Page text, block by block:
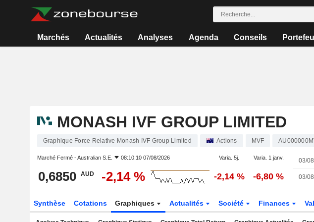
Marchés Actualités Analyses Agenda Conseils
MONASH IVF GROUP LIMITED
Graphique Force Relative Monash IVF Group Limited Actions MVF
Marché Fermé -Australian S.E. 08:10:10 07/08/2026 Varia. 5j. Varia. 1 janv.
0,6850 AUD -2,14 % -2,14 % -6,80 %
03/08
03/08
Synthèse Cotations Graphiques Actualités Société Finances